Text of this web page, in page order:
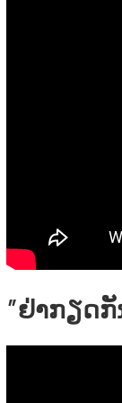
”ຢ່າກຽດກັ